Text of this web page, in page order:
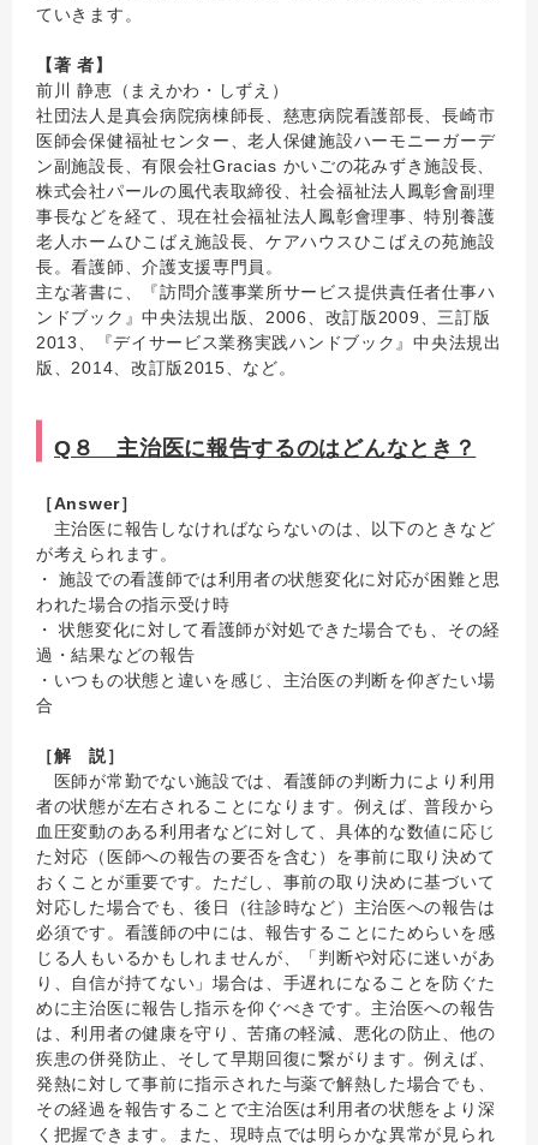
ていきます。
【著 者】
前川 静恵（まえかわ・しずえ）
社団法人是真会病院病棟師長、慈恵病院看護部長、長崎市
医師会保健福祉センター、老人保健施設ハーモニーガーデ
ン副施設長、有限会社Gracias かいごの花みずき施設長、
株式会社パールの風代表取締役、社会福祉法人鳳彰會副理
事長などを経て、現在社会福祉法人鳳彰會理事、特別養護
老人ホームひこばえ施設長、ケアハウスひこばえの苑施設
長。看護師、介護支援専門員。
主な著書に、『訪問介護事業所サービス提供責任者仕事ハ
ンドブック』中央法規出版、2006、改訂版2009、三訂版
2013、『デイサービス業務実践ハンドブック』中央法規出
版、2014、改訂版2015、など。
Q８ 主治医に報告するのはどんなとき？
［Answer］
主治医に報告しなければならないのは、以下のときなど
が考えられます。
・ 施設での看護師では利用者の状態変化に対応が困難と思
われた場合の指示受け時
・ 状態変化に対して看護師が対処できた場合でも、その経
過・結果などの報告
・いつもの状態と違いを感じ、主治医の判断を仰ぎたい場
合
［解 説］
医師が常勤でない施設では、看護師の判断力により利用
者の状態が左右されることになります。例えば、普段から
血圧変動のある利用者などに対して、具体的な数値に応じ
た対応（医師への報告の要否を含む）を事前に取り決めて
おくことが重要です。ただし、事前の取り決めに基づいて
対応した場合でも、後日（往診時など）主治医への報告は
必須です。看護師の中には、報告することにためらいを感
じる人もいるかもしれませんが、「判断や対応に迷いがあ
り、自信が持てない」場合は、手遅れになることを防ぐた
めに主治医に報告し指示を仰ぐべきです。主治医への報告
は、利用者の健康を守り、苦痛の軽減、悪化の防止、他の
疾患の併発防止、そして早期回復に繋がります。例えば、
発熱に対して事前に指示された与薬で解熱した場合でも、
その経過を報告することで主治医は利用者の状態をより深
く把握できます。また、現時点では明らかな異常が見られ